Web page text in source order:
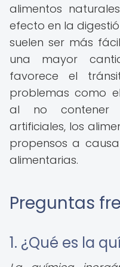
alimentos
efecto en la
suelen ser más
una mayor
favorece el
problemas como
al no contener
artificiales, los
propensos a
alimentarias.
Preguntas
1. ¿Qué es la